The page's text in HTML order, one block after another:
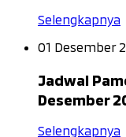
Selengkapnya
01 Desember
Jadwal
Desember
Selengkapnya